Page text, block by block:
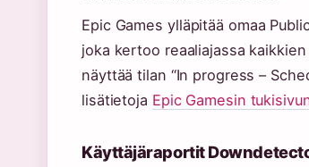
Epic Games ylläpitää omaa
joka kertoo reaaliajassa
näyttää tilan “In progress –
lisätietoja Epic Gamesin
Käyttäjäraportit